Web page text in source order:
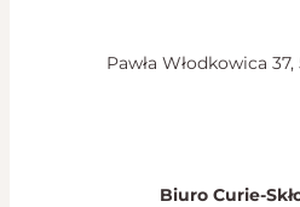
Pawła Włodkowica
Biuro Curie-